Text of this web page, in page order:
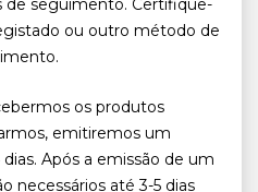
ou outro método de
os produtos
emitiremos um
Após a emissão de um
necessários até 3-5 dias